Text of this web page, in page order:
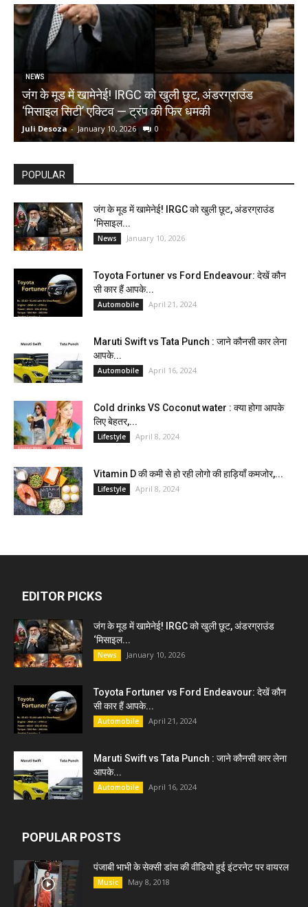
NEWS
जंग के मूड में खामेनेई! IRGC को खुली छूट, अंडरग्राउंड
‘मिसाइल सिटी’ एक्टिव — ट्रंप की फिर धमकी
Juli Desoza - January 10, 2026 0
POPULAR
जंग के मूड में खामेनेई! IRGC को खुली छूट, अंडरग्राउंड
‘मिसाइल...
News January 10, 2026
Toyota Fortuner vs Ford Endeavour: देखें कौन
सी कार हैं आपके...
Automobile April 21, 2024
Maruti Swift vs Tata Punch : जाने कौनसी कार लेना
आपके...
Automobile April 16, 2024
Cold drinks VS Coconut water : क्या होगा आपके
लिए बेहतर,...
Lifestyle April 8, 2024
Vitamin D की कमी से हो रही लोगो की हाड़ियाँ कमजोर,...
Lifestyle April 8, 2024
EDITOR PICKS
जंग के मूड में खामेनेई! IRGC को खुली छूट, अंडरग्राउंड
‘मिसाइल...
News January 10, 2026
Toyota Fortuner vs Ford Endeavour: देखें कौन
सी कार हैं आपके...
Automobile April 21, 2024
Maruti Swift vs Tata Punch : जाने कौनसी कार लेना
आपके...
Automobile April 16, 2024
POPULAR POSTS
पंजाबी भाभी के सेक्सी डांस की वीडियो हुई इंटरनेट पर वायरल
Music May 8, 2018